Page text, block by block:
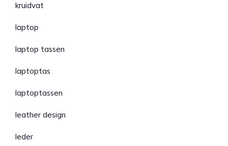
kruidvat
laptop
laptop tassen
laptoptas
laptoptassen
leather design
leder